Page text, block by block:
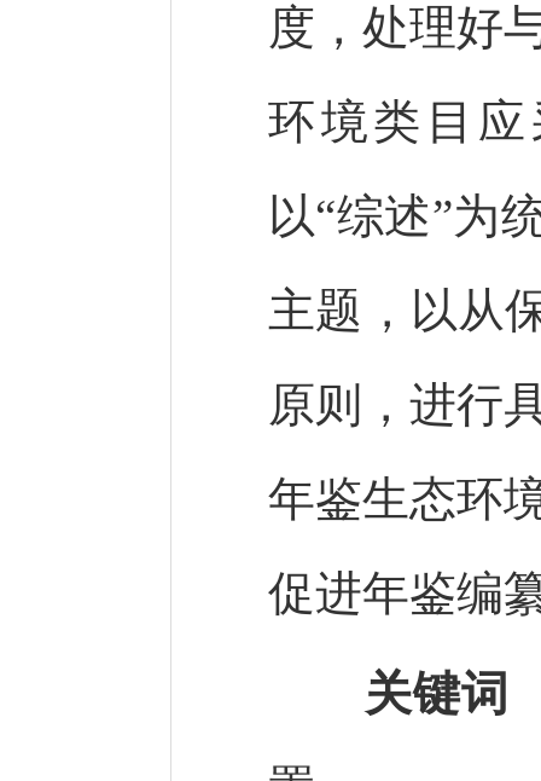
度，处理好
环境类目
以“综述”为
主题，以从
原则，进行
年鉴生态环
促进年鉴编
关键词